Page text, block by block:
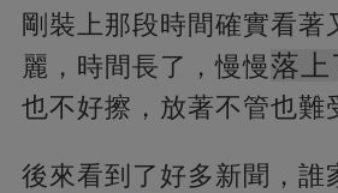
剛裝上那段時間確實看著
麗，時間長了，慢慢落上
也不好擦，放著不管也難
後來看到了好多新聞，誰